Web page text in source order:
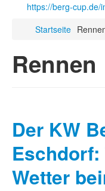
https://berg-cup.de/
Startseite
Rennen
Der KW
Eschdorf:
Wetter